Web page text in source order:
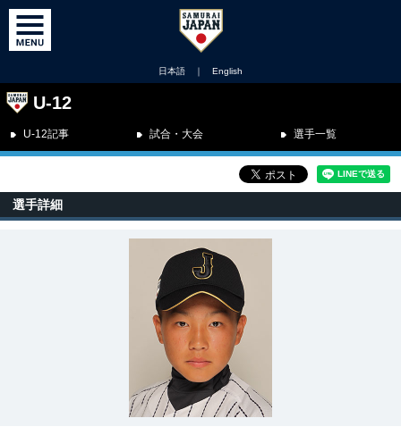
日本語 ｜ English
U-12
U-12記事 試合・大会 選手一覧
選手詳細